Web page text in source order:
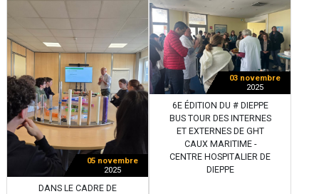
05 novembre
2025
DANS LE CADRE DE
03 novembre
2025
6E ÉDITION DU # DIEPPE
BUS TOUR DES INTERNES
ET EXTERNES DE GHT
CAUX MARITIME -
CENTRE HOSPITALIER DE
DIEPPE